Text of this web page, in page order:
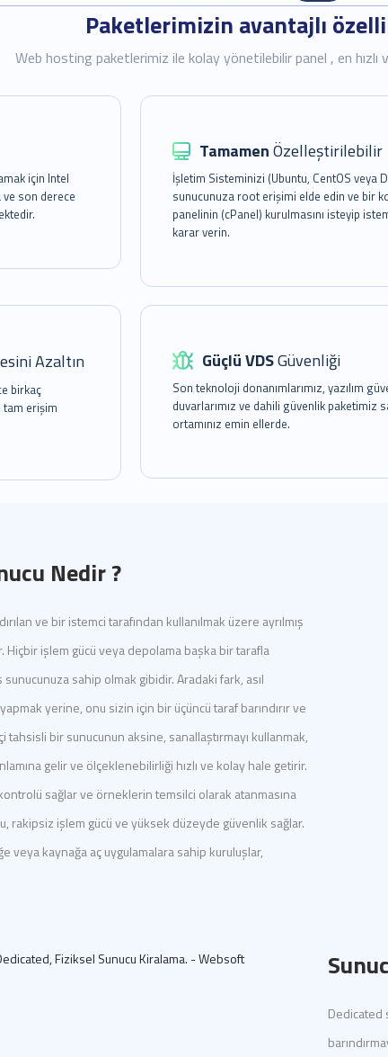
Paketlerimizin avantajlı
Web hosting paketlerimiz ile kolay yönetilebilir panel , en hızlı
için Intel
son derece
TamamenÖzelleştirilebilir
İşletim Sisteminizi (Ubuntu, CentOS veya
sunucunuza root erişimi elde edin ve bir
panelinin (cPanel) kurulmasını isteyip
karar verin.
Azaltın
birkaç
tam erişim
Güçlü VDSGüvenliği
Son teknoloji donanımlarımız, yazılım
duvarlarımız ve dahili güvenlik paketimiz
ortamınız emin ellerde.
Nedir ?
ve bir istemci tarafından kullanılmak üzere ayrılmış
Hiçbir işlem gücü veya depolama başka bir tarafla
sahip olmak gibidir. Aradaki fark, asıl
yerine, onu sizin için bir üçüncü taraf barındırır ve
tahsisli bir sunucunun aksine, sanallaştırmayı kullanmak,
gelir ve ölçeklenebilirliği hızlı ve kolay hale getirir.
sağlar ve örneklerin temsilci olarak atanmasına
rakipsiz işlem gücü ve yüksek düzeyde güvenlik sağlar.
kaynağa aç uygulamalara sahip kuruluşlar,
Dedicated